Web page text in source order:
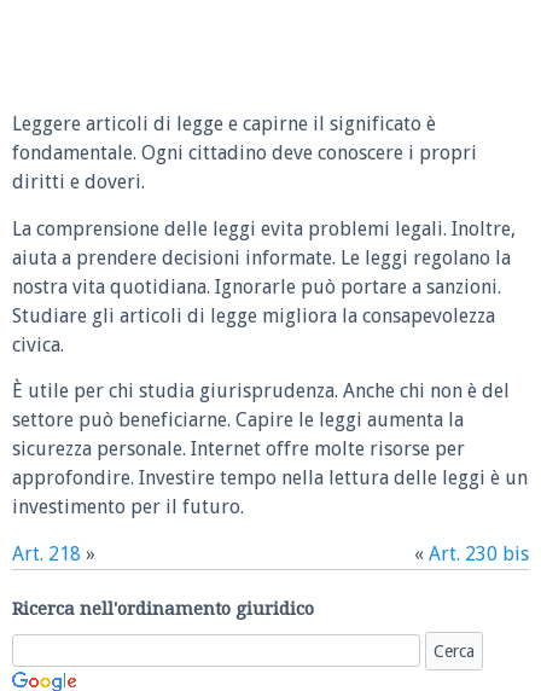
Leggere articoli di legge e capirne il significato è
fondamentale. Ogni cittadino deve conoscere i propri
diritti e doveri.
La comprensione delle leggi evita problemi legali. Inoltre,
aiuta a prendere decisioni informate. Le leggi regolano la
nostra vita quotidiana. Ignorarle può portare a sanzioni.
Studiare gli articoli di legge migliora la consapevolezza
civica.
È utile per chi studia giurisprudenza. Anche chi non è del
settore può beneficiarne. Capire le leggi aumenta la
sicurezza personale. Internet offre molte risorse per
approfondire. Investire tempo nella lettura delle leggi è un
investimento per il futuro.
Art. 218 » « Art. 230 bis
Ricerca nell'ordinamento giuridico